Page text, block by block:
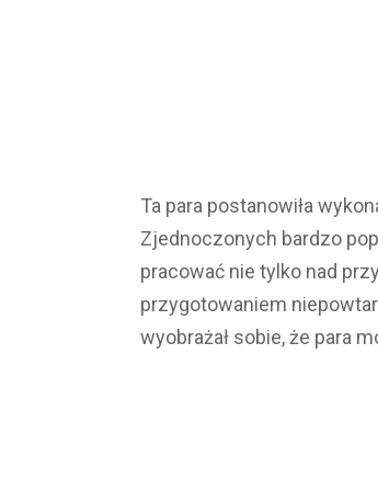
Ta para postanowiła
Zjednoczonych bardzo
pracować nie tylko nad
przygotowaniem
wyobrażał sobie, że para